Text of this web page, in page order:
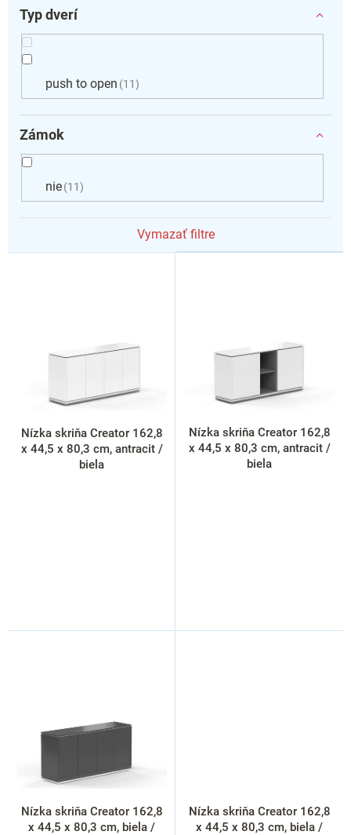
Typ dverí
push to open 11
Zámok
nie 11
Vymazať filtre
V
Nízka skriňa Creator 162,8
x 44,5 x 80,3 cm, antracit /
biela
Nízka skriňa Creator 162,8
x 44,5 x 80,3 cm, antracit /
biela
Nízka skriňa Creator 162,8
x 44,5 x 80,3 cm, biela /
Nízka skriňa Creator 162,8
x 44,5 x 80,3 cm, biela /